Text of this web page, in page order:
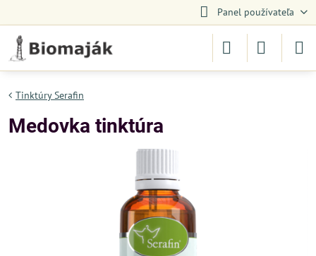
Panel používateľa
Tinktúry Serafin
Medovka tinktúra